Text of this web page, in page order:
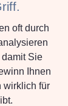
oft durch
damit Sie
Ihnen
wirklich für